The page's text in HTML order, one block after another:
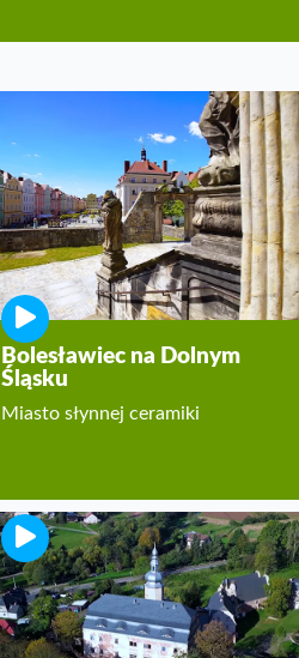
Bolesławiec na Dolnym
Śląsku
Miasto słynnej ceramiki
Ziemia Kłodzka
Jeden z najpiękniejszych regionów
turystycznych w Polsce